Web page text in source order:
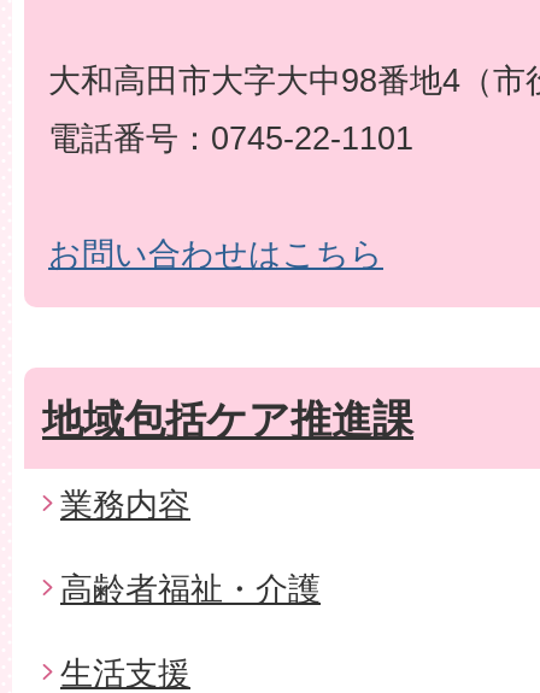
大和高田市大字大中98番地4（市
電話番号：0745-22-1101
お問い合わせはこちら
地域包括ケア推進課
業務内容
高齢者福祉・介護
生活支援